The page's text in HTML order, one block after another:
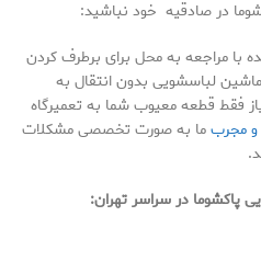
در صادقیه خود نباشید:
با مراجعه به محل برای برطرف کردن
لباسشویی بدون انتقال به
فقط قطعه معیوب شما به تعمیرگاه
و مجربما به صورت تخصصی مشکلات
پاکشوما در سراسر تهران: